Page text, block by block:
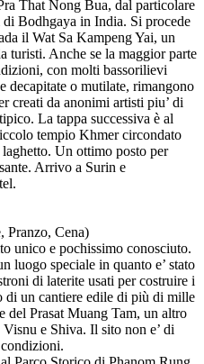
That Nong Bua, dal particolare
Bodhgaya in India. Si procede
il Wat Sa Kampeng Yai, un
turisti. Anche se la maggior parte
con molti bassorilievi
decapitate o mutilate, rimangono
creati da anonimi artisti piu’ di
La tappa successiva è al
tempio Khmer circondato
Un ottimo posto per
Arrivo a Surin e
Cena)
unico e pochissimo conosciuto.
luogo speciale in quanto e’ stato
di laterite usati per costruire i
di un cantiere edile di più di mille
del Prasat Muang Tam, un altro
e Shiva. Il sito non e’ di